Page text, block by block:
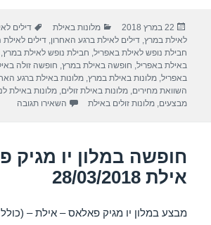
e
b
o
o
s
A
p
p
gr
a
m
e
פורסם
בתאריך
22 במרץ 2018 קטגוריות
מלונות באילת תגיות
דילים
לאילת במרץ,דילים לאילת ברגע האחרון,דילים
חבילת נופש לאילת באפריל, חבילת נופש לאילת במרץ,
באילת באפריל, חופשה באילת במרץ, חופשה זולה
באפריל,מלונות באילת במרץ,מלונות באילת ברגע
השוואת מחירים,מלונות באילת זולים,מלונות באילת
מבצעים,מלונות זולים באילת השאירו תגובה
חופשה במלון יו מגיק
אילת 28/03/2018
מבצע במלון יו מגיק פאלאס – אילת –